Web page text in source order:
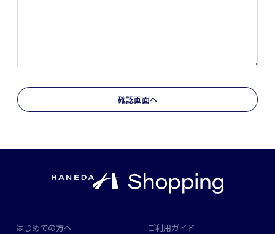
はじめての方へ ご利用ガイド